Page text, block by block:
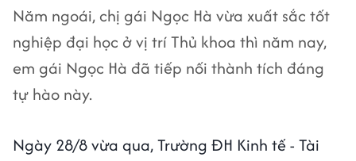
Năm ngoái, chị gái Ngọc Hà vừa xuất sắc tốt
nghiệp đại học ở vị trí Thủ khoa thì năm nay,
em gái Ngọc Hà đã tiếp nối thành tích đáng
tự hào này.
Ngày 28/8 vừa qua, Trường ĐH Kinh tế - Tài